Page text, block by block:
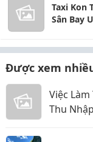
Taxi Kon
Sân Bay
Được xem
Việc
Thu